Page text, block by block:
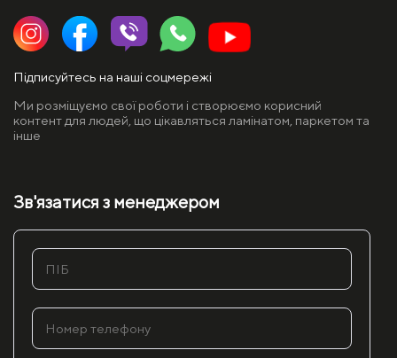
Підписуйтесь на наші соцмережі
Ми розміщуємо свої роботи і створюємо корисний
контент для людей, що цікавляться ламінатом, паркетом та
інше
Зв'язатися з менеджером